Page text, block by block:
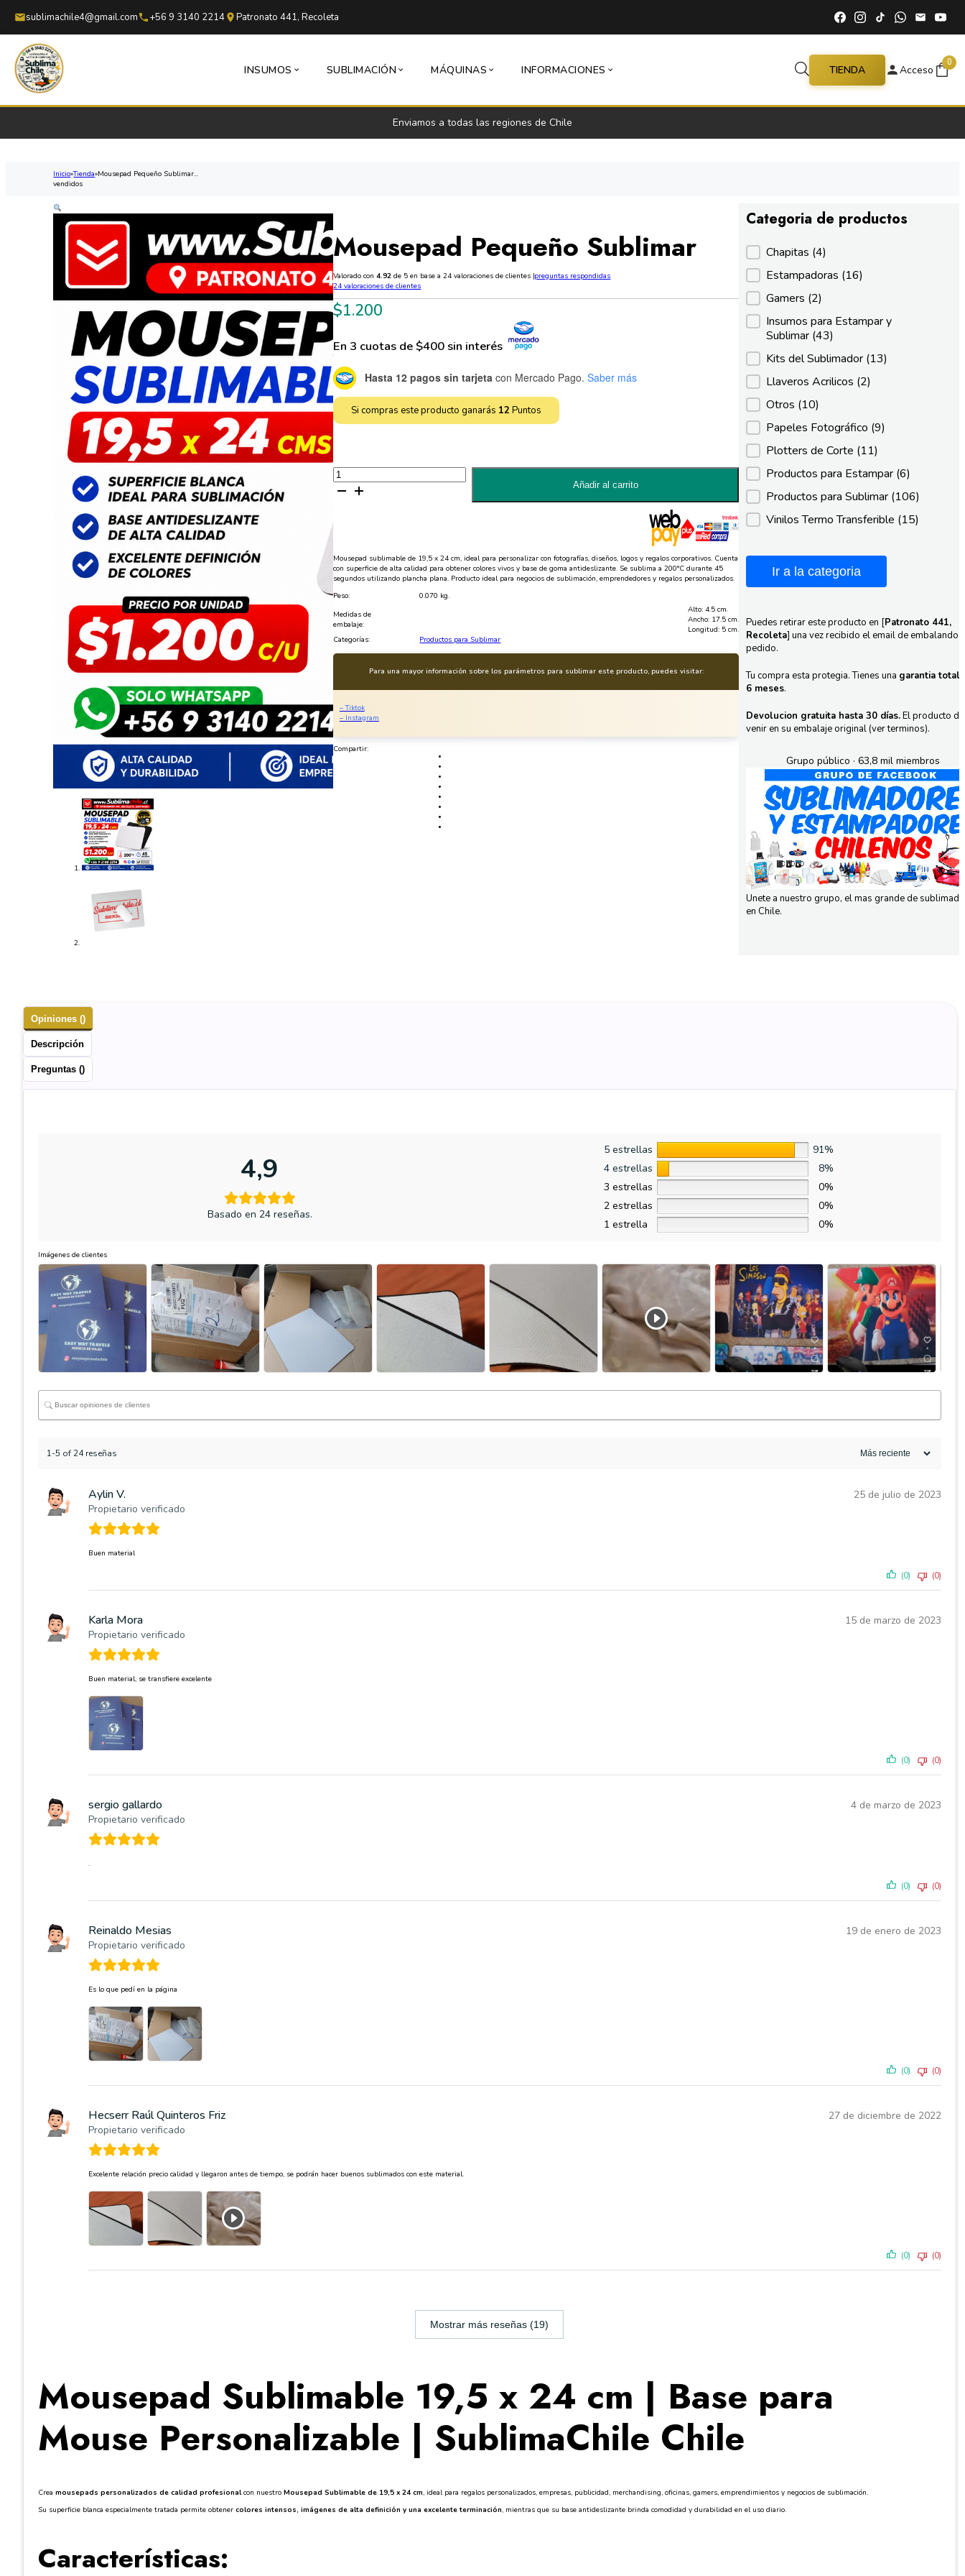
Saltar al contenido principal Saltar al pie de página
sublimachile4@gmail.com +56 9 3140 2214 Patronato 441, Recoleta
INSUMOS SUBLIMACIÓN MÁQUINAS INFORMACIONES TIENDA Acceso
0
Enviamos a todas las regiones de Chile
Inicio Tienda Mousepad Pequeño Sublimar...
vendidos
Mousepad Pequeño Sublimar
Valorado con4.92 de 5 en base a24 valoraciones de clientes
24 valoraciones de clientes
|preguntas respondidas
$1.200
En 3 cuotas de $400 sin interés
Hasta 12 pagos sin tarjeta con Mercado Pago. Saber más
Si compras este producto ganarás 12 Puntos
Mousepad
Pequeño
Sublimar
Añadir al carrito
Mousepad sublimable de 19,5 x 24 cm, ideal para personalizar con fotografías, diseños, logos y regalos corporativos. Cuenta
con superficie de alta calidad para obtener colores vivos y base de goma antideslizante. Se sublima a 200°C durante 45
segundos utilizando plancha plana. Producto ideal para negocios de sublimación, emprendedores y regalos personalizados.
Peso:
0.070 kg.
Medidas de
embalaje:
Alto: 4.5 cm.
Ancho: 17.5 cm.
Longitud: 5 cm.
Categorías:
Productos para Sublimar
Para una mayor información sobre los parámetros para sublimar este producto, puedes visitar:
– Tiktok
– Instagram
Compartir:
Categoria de productos
Categoria de productos
Chapitas (4)
Estampadoras (16)
Gamers (2)
Insumos para Estampar y
Sublimar (43)
Kits del Sublimador (13)
Llaveros Acrilicos (2)
Otros (10)
Papeles Fotográfico (9)
Plotters de Corte (11)
Productos para Estampar (6)
Productos para Sublimar (106)
Vinilos Termo Transferible (15)
Ir a la categoria
Puedes retirar este producto en [Patronato 441,
Recoleta] una vez recibido el email de embalando
pedido.
Tu compra esta protegia. Tienes una garantia total
6 meses.
Devolucion gratuita hasta 30 días.El producto
venir en su embalaje original (ver terminos).
Grupo público · 63,8 mil miembros
Unete a nuestro grupo, el mas grande de
en Chile.
Opiniones ()
Descripción
Preguntas ()
4,9
Basado en 24 reseñas.
5 estrellas
91%
4 estrellas
8%
3 estrellas
0%
2 estrellas
0%
1 estrella
0%
Imágenes de clientes
1-5 of 24 reseñas
Aylin V.
Propietario verificado
25 de julio de 2023
Buen material
(0) (0)
Karla Mora
Propietario verificado
15 de marzo de 2023
Buen material, se transfiere excelente
(0) (0)
sergio gallardo
Propietario verificado
4 de marzo de 2023
.
(0) (0)
Reinaldo Mesias
Propietario verificado
19 de enero de 2023
Es lo que pedí en la página
(0) (0)
Hecserr Raúl Quinteros Friz
Propietario verificado
27 de diciembre de 2022
Excelente relación precio calidad y llegaron antes de tiempo, se podrán hacer buenos sublimados con este material.
(0) (0)
Mostrar más reseñas (19)
Mousepad Sublimable 19,5 x 24 cm | Base para
Mouse Personalizable | SublimaChile Chile
Crea mousepads personalizados de calidad profesionalcon nuestro Mousepad Sublimable de 19,5 x 24 cm, ideal para regalos personalizados, empresas, publicidad, merchandising, oficinas, gamers, emprendimientos y negocios de sublimación.
Su superficie blanca especialmente tratada permite obtener colores intensos, imágenes de alta definición y una excelente terminación, mientras que su base antideslizante brinda comodidad y durabilidad en el uso diario.
Características: